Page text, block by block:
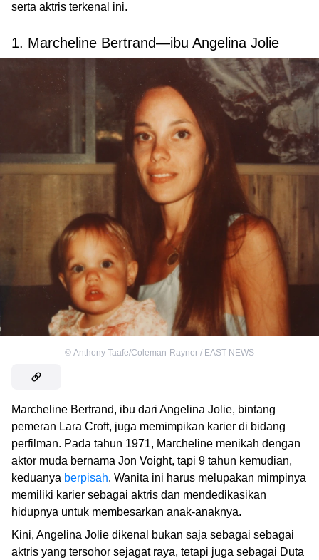
serta aktris terkenal ini.
1. Marcheline Bertrand—ibu Angelina Jolie
© Anthony Taafe/Coleman-Rayner / EAST NEWS
Marcheline Bertrand, ibu dari Angelina Jolie, bintang
pemeran Lara Croft, juga memimpikan karier di bidang
perfilman. Pada tahun 1971, Marcheline menikah dengan
aktor muda bernama Jon Voight, tapi 9 tahun kemudian,
keduanya berpisah. Wanita ini harus melupakan mimpinya
memiliki karier sebagai aktris dan mendedikasikan
hidupnya untuk membesarkan anak-anaknya.
Kini, Angelina Jolie dikenal bukan saja sebagai sebagai
aktris yang tersohor sejagat raya, tetapi juga sebagai Duta